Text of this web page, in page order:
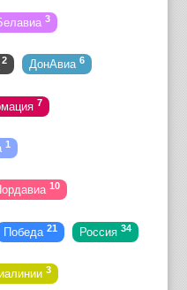
3
2 ДонАвиа 6
7
1
10
Победа 21 Россия 34
3